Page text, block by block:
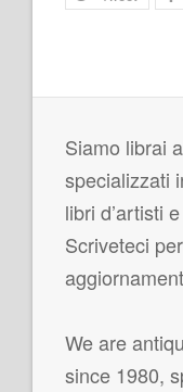
Siamo librai
specializzati
libri d’artisti
Scriveteci
We are
since 1980,